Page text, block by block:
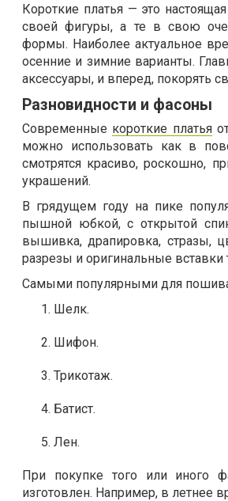
Короткие платья — это
своей фигуры, а те в свою
формы. Наиболее актуальное
осенние и зимние варианты.
аксессуары, и вперед, покорять
Разновидности и фасоны
Современные короткие платья
можно использовать как в
смотрятся красиво, роскошно,
украшений.
В грядущем году на пике
пышной юбкой, с открытой
вышивка, драпировка, стразы,
разрезы и оригинальные
Самыми популярными для
Шелк.
Шифон.
Трикотаж.
Батист.
Лен.
При покупке того или иного
изготовлен. Например, в летнее